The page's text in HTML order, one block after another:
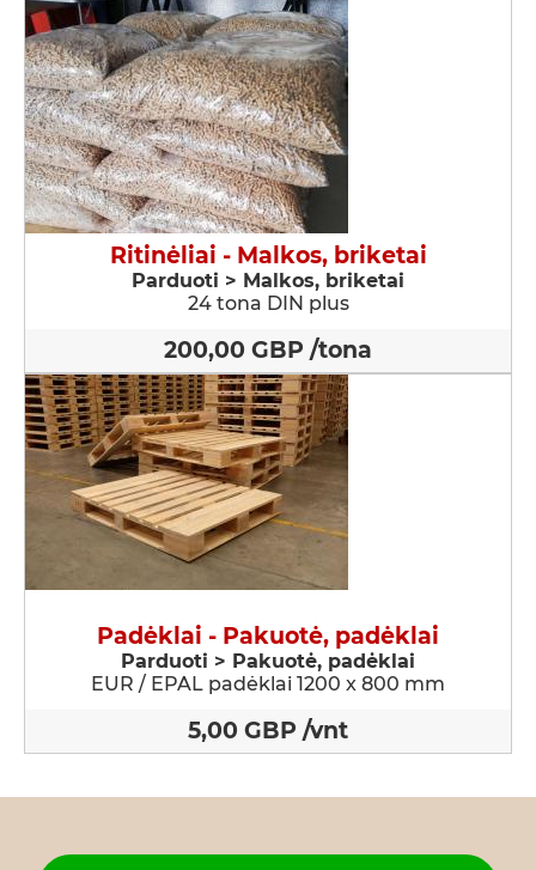
Ritinėliai - Malkos, briketai
Parduoti > Malkos, briketai
24 tona DIN plus
200,00 GBP /tona
Padėklai - Pakuotė, padėklai
Parduoti > Pakuotė, padėklai
EUR / EPAL padėklai 1200 x 800 mm
5,00 GBP /vnt